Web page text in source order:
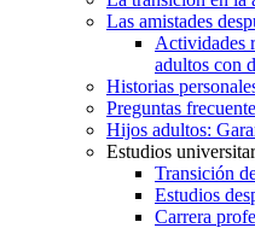
Las amistades
Actividades
adultos con
Historias
Preguntas
Hijos adultos:
Estudios
Transición
Estudios
Carrera